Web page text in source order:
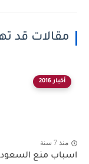
مقالات قد
أخبار 2016
منذ 7 سنة
اسباب منع